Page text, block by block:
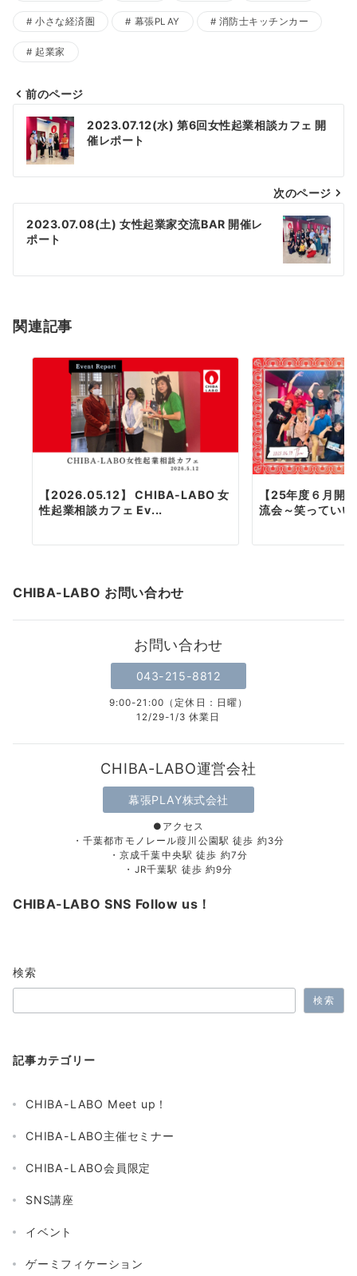
小さな経済圏 幕張PLAY 消防士キッチンカー
起業家
投
稿
ナ
ビ
ゲ
シ
ン
前のページ
2023.07.12(水) 第6回女性起業相談カフェ 開
催レポート
次のページ
2023.07.08(土) 女性起業家交流BAR 開催レ
ポート
関連記事
【2026.05.12】 CHIBA-LABO 女
性起業相談カフェ Ev...
【25年度６月開
流会～笑っていい
CHIBA-LABO お問い合わせ
お問い合わせ
043-215-8812
9:00-21:00（定休日：日曜）
12/29-1/3 休業日
CHIBA-LABO運営会社
幕張PLAY株式会社
●アクセス
・千葉都市モノレール葭川公園駅 徒歩 約3分
・京成千葉中央駅 徒歩 約7分
・JR千葉駅 徒歩 約9分
CHIBA-LABO SNS Follow us！
検索
検索
記事カテゴリー
CHIBA-LABO Meet up！
CHIBA-LABO主催セミナー
CHIBA-LABO会員限定
SNS講座
イベント
ゲーミフィケーション